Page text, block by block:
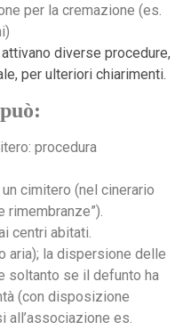
per la cremazione (es.
diverse procedure,
per ulteriori chiarimenti.
procedura
cimitero (nel cinerario
rimembranze”).
centri abitati.
aria); la dispersione delle
soltanto se il defunto ha
(con disposizione
all’associazione es.